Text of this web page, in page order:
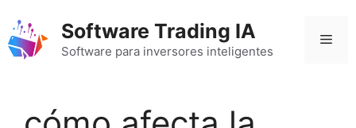
contenido
Software Trading IA
Software para inversores inteligentes